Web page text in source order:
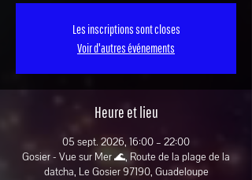
Les inscriptions sont closes
Voir d'autres événements
Heure et lieu
05 sept. 2026, 16:00 – 22:00
Gosier - Vue sur Mer 🌊, Route de la plage de la
datcha, Le Gosier 97190, Guadeloupe